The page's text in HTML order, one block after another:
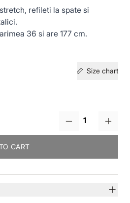
refileti la spate si
36 si are 177 cm.
Size chart
CART